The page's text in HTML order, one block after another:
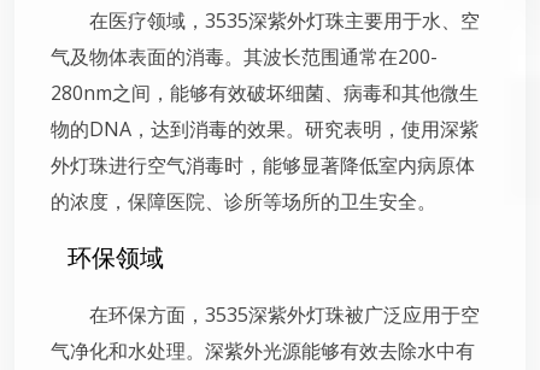
在医疗领域，3535深紫外灯珠主要用于水、空
气及物体表面的消毒。其波长范围通常在200-
280nm之间，能够有效破坏细菌、病毒和其他微生
物的DNA，达到消毒的效果。研究表明，使用深紫
外灯珠进行空气消毒时，能够显著降低室内病原体
的浓度，保障医院、诊所等场所的卫生安全。
环保领域
在环保方面，3535深紫外灯珠被广泛应用于空
气净化和水处理。深紫外光源能够有效去除水中有